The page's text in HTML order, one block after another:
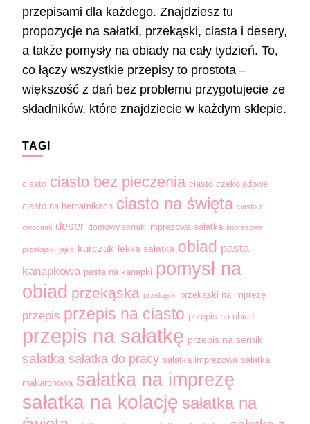
przepisami dla każdego. Znajdziesz tu
propozycje na sałatki, przekąski, ciasta i desery,
a także pomysły na obiady na cały tydzień. To,
co łączy wszystkie przepisy to prostota –
większość z dań bez problemu przygotujecie ze
składników, które znajdziecie w każdym sklepie.
TAGI
ciasto ciasto bez pieczenia ciasto czekoladowe
ciasto na herbatnikach ciasto na święta ciasto z
owocami deser domowy sernik imprezowa sałatka imprezowe
przekąski jajka kurczak lekka sałatka obiad pasta
kanapkowa pasta na kanapki pomysł na
obiad przekąska przekąski przekąski na imprezę
przepis przepis na ciasto przepis na obiad
przepis na sałatkę przepis na sernik
sałatka sałatka do pracy sałatka imprezowa sałatka
makaronowa sałatka na imprezę
sałatka na kolację sałatka na